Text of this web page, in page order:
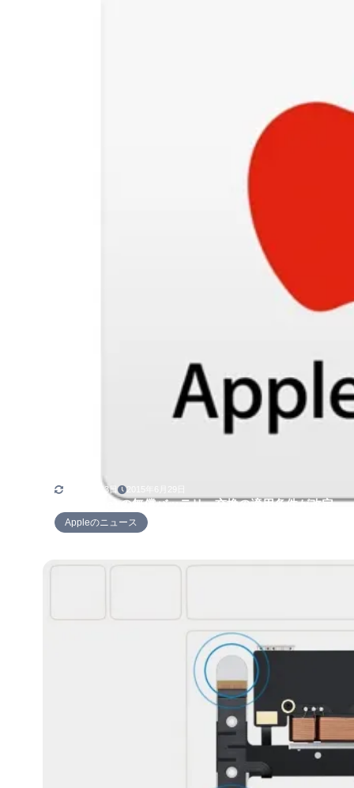
2018年5月3日 2015年6月29日
AppleCare+の無償バッテリー交換の適用条件が改定
Appleのニュース